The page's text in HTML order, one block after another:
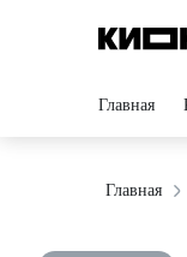
Главная
Главная